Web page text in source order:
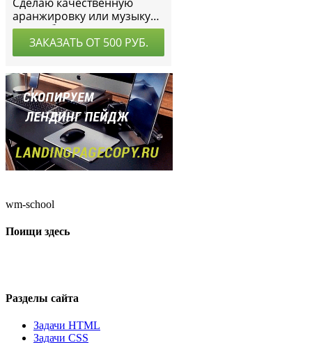
wm-school
Поищи здесь
Разделы сайта
Задачи HTML
Задачи CSS